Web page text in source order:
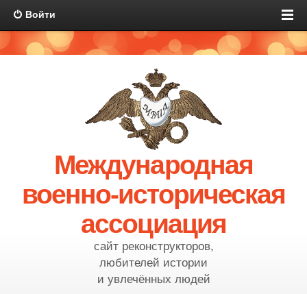
Войти
Международная
военно-историческая
ассоциация
сайт реконструкторов,
любителей истории
и увлечённых людей